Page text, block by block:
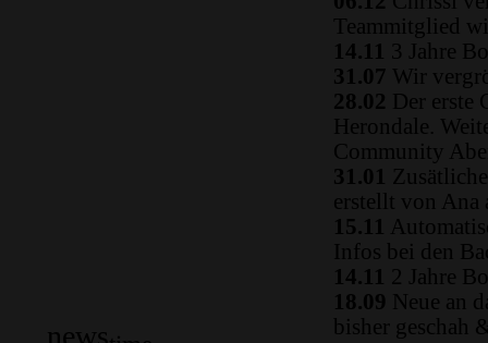
news
Teammitglied
14.11 3 Jahre
31.07 Wir
28.02 Der erste
Herondale.
Community
31.01
erstellt von Ana
15.11
Infos bei den
14.11
2 Jahre
18.09 Neue an
bisher geschah